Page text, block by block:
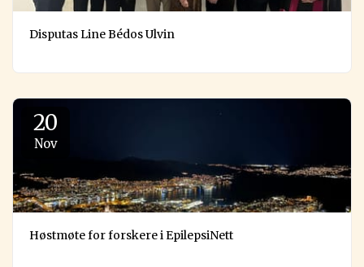
Disputas Line Bédos Ulvin
20
Nov
Høstmøte for forskere i EpilepsiNett